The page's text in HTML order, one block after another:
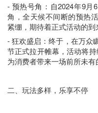
- 预热号角：自2024年9月
角，全天候不间断的预热
紧绷，期待着正式活动的到
- 狂欢盛启：终于，在万众
节正式拉开帷幕，活动将
为消费者带来一场前所未有
二、玩法多样，乐享不停